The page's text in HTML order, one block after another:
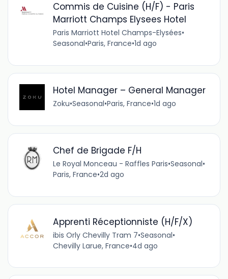
Commis de Cuisine (H/F) - Paris
Marriott Champs Elysees Hotel
Paris Marriott Hotel Champs-Elysées•
Seasonal•Paris, France•1d ago
Hotel Manager – General Manager
Zoku•Seasonal•Paris, France•1d ago
Chef de Brigade F/H
Le Royal Monceau - Raffles Paris•Seasonal•
Paris, France•2d ago
Apprenti Réceptionniste (H/F/X)
ibis Orly Chevilly Tram 7•Seasonal•
Chevilly Larue, France•4d ago